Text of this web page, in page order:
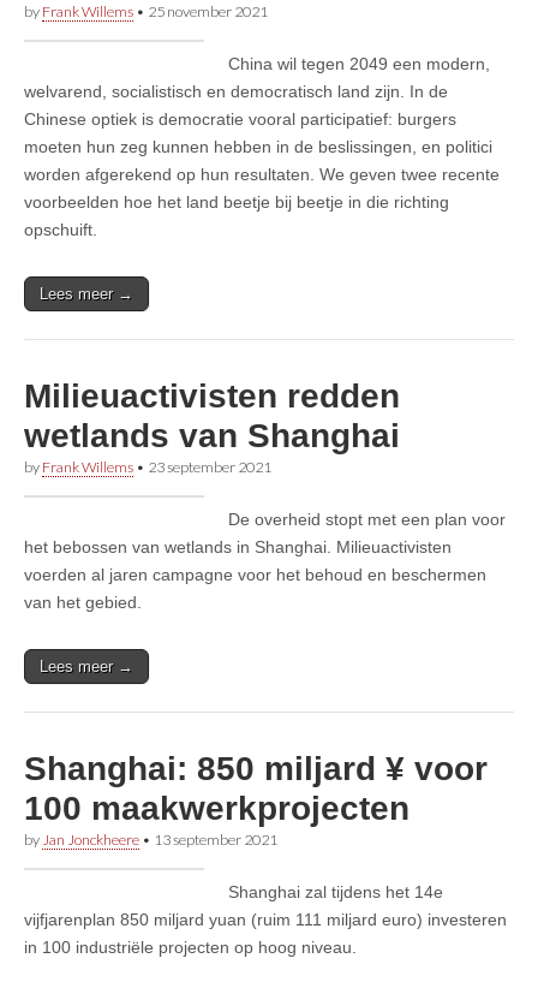
by Frank Willems • 25 november 2021
China wil tegen 2049 een modern,
welvarend, socialistisch en democratisch land zijn. In de
Chinese optiek is democratie vooral participatief: burgers
moeten hun zeg kunnen hebben in de beslissingen, en politici
worden afgerekend op hun resultaten. We geven twee recente
voorbeelden hoe het land beetje bij beetje in die richting
opschuift.
Lees meer →
Milieuactivisten redden
wetlands van Shanghai
by Frank Willems • 23 september 2021
De overheid stopt met een plan voor
het bebossen van wetlands in Shanghai. Milieuactivisten
voerden al jaren campagne voor het behoud en beschermen
van het gebied.
Lees meer →
Shanghai: 850 miljard ¥ voor
100 maakwerkprojecten
by Jan Jonckheere • 13 september 2021
Shanghai zal tijdens het 14e
vijfjarenplan 850 miljard yuan (ruim 111 miljard euro) investeren
in 100 industriële projecten op hoog niveau.